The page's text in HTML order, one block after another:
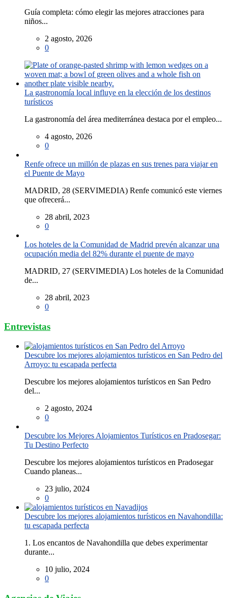
Guía completa: cómo elegir las mejores atracciones para
niños...
2 agosto, 2026
0
La gastronomía local influye en la elección de los destinos
turísticos
La gastronomía del área mediterránea destaca por el empleo...
4 agosto, 2026
0
Renfe ofrece un millón de plazas en sus trenes para viajar en
el Puente de Mayo
MADRID, 28 (SERVIMEDIA) Renfe comunicó este viernes
que ofrecerá...
28 abril, 2023
0
Los hoteles de la Comunidad de Madrid prevén alcanzar una
ocupación media del 82% durante el puente de mayo
MADRID, 27 (SERVIMEDIA) Los hoteles de la Comunidad
de...
28 abril, 2023
0
Entrevistas
Descubre los mejores alojamientos turísticos en San Pedro del
Arroyo: tu escapada perfecta
Descubre los mejores alojamientos turísticos en San Pedro
del...
2 agosto, 2024
0
Descubre los Mejores Alojamientos Turísticos en Pradosegar:
Tu Destino Perfecto
Descubre los mejores alojamientos turísticos en Pradosegar
Cuando planeas...
23 julio, 2024
0
Descubre los mejores alojamientos turísticos en Navahondilla:
tu escapada perfecta
1. Los encantos de Navahondilla que debes experimentar
durante...
10 julio, 2024
0